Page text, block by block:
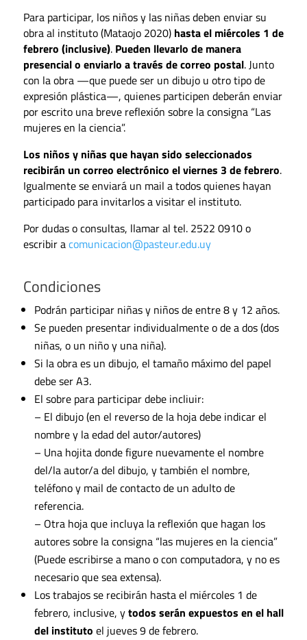
Para participar, los niños y las niñas deben enviar su
obra al instituto (Mataojo 2020)hasta el miércoles 1 de
febrero (inclusive). Pueden llevarlo de manera
presencial o enviarlo a través de correo postal. Junto
con la obra —que puede ser un dibujo u otro tipo de
expresión plástica—, quienes participen deberán enviar
por escrito una breve reflexión sobre la consigna “Las
mujeres en la ciencia”.
Los niños y niñas que hayan sido seleccionados
recibirán un correo electrónico el viernes 3 de febrero.
Igualmente se enviará un mail a todos quienes hayan
participado para invitarlos a visitar el instituto.
Por dudas o consultas, llamar al tel. 2522 0910 o
escribir acomunicacion@pasteur.edu.uy
Condiciones
Podrán participar niñas y niños de entre 8 y 12 años.
Se pueden presentar individualmente o de a dos (dos
niñas, o un niño y una niña).
Si la obra es un dibujo, el tamaño máximo del papel
debe ser A3.
El sobre para participar debe incliuir:
– El dibujo (en el reverso de la hoja debe indicar el
nombre y la edad del autor/autores)
– Una hojita donde figure nuevamente el nombre
del/la autor/a del dibujo, y también el nombre,
teléfono y mail de contacto de un adulto de
referencia.
– Otra hoja que incluya la reflexión que hagan los
autores sobre la consigna “las mujeres en la ciencia”
(Puede escribirse a mano o con computadora, y no es
necesario que sea extensa).
Los trabajos se recibirán hasta el miércoles 1 de
febrero, inclusive, ytodos serán expuestos en el hall
del instituto el jueves 9 de febrero.